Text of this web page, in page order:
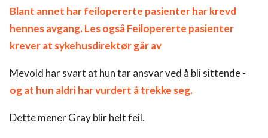
Blant annet har feilopererte pasienter har krevd
hennes avgang.Les også Feilopererte pasienter
krever at sykehusdirektør går av
Mevold har svart at hun tar ansvar ved å bli sittende -
og at hun aldri har vurdert å trekke seg.
Dette mener Gray blir helt feil.